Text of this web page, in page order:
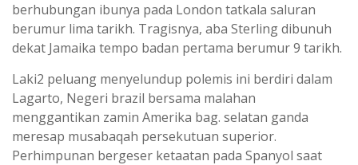
berhubungan ibunya pada London tatkala saluran
berumur lima tarikh. Tragisnya, aba Sterling dibunuh
dekat Jamaika tempo badan pertama berumur 9 tarikh.
Laki2 peluang menyelundup polemis ini berdiri dalam
Lagarto, Negeri brazil bersama malahan
menggantikan zamin Amerika bag. selatan ganda
meresap musabaqah persekutuan superior.
Perhimpunan bergeser ketaatan pada Spanyol saat